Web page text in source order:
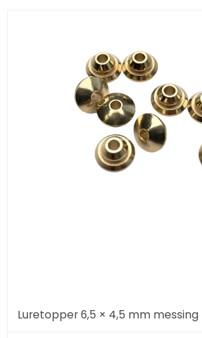
Luretopper 6,5 × 4,5 mm messing